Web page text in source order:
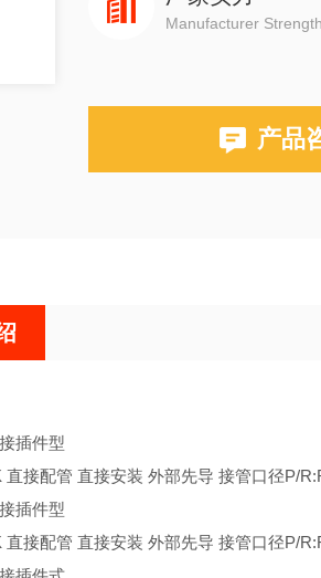
三位五通 双电控 6Y 10 1/8
三位五通 双电控 8Y 20 1/4
Manufacturer Strength
产品
插件型
直接配管 直接安装 外部先导 接管口径P/
插件型
直接配管 直接安装 外部先导 接管口径P/